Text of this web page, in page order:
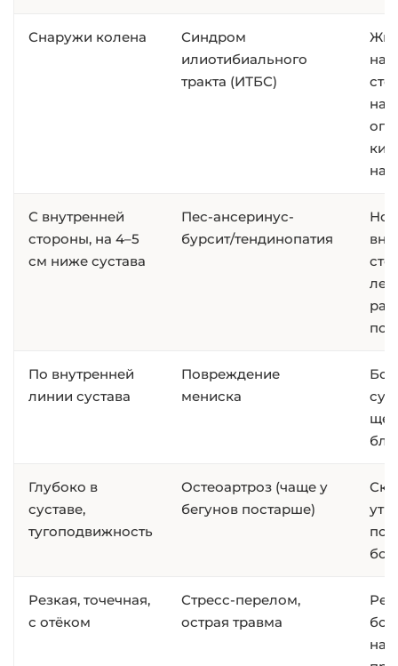
Снаружи колена
Синдром
илиотибиального
тракта (ИТБС)
на
С внутренней
стороны, на 4–5
см ниже сустава
Пес-ансеринус-
бурсит/тендинопатия
По внутренней
линии сустава
Повреждение
мениска
Глубоко в
суставе,
тугоподвижность
Остеоартроз (чаще у
бегунов постарше)
Резкая, точечная,
с отёком
Стресс-перелом,
острая травма